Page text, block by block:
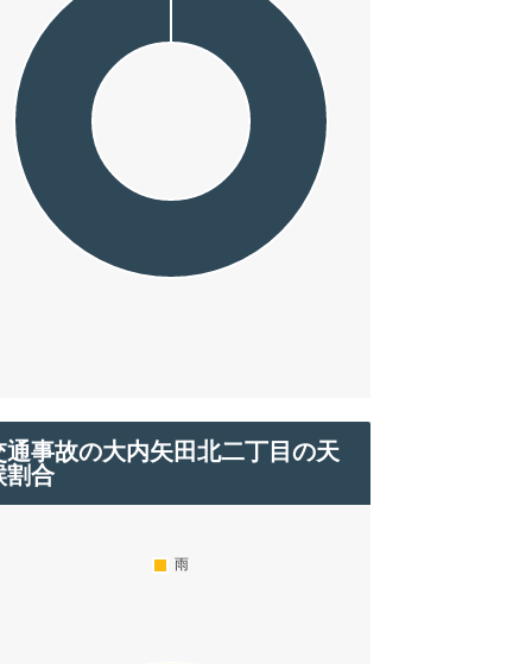
通事故の大内矢田北二丁目の天
割合